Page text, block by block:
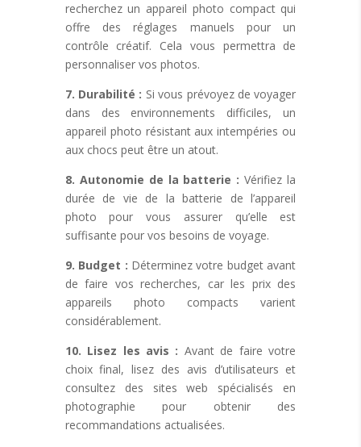
recherchez un appareil photo compact qui
offre des réglages manuels pour un
contrôle créatif. Cela vous permettra de
personnaliser vos photos.
7. Durabilité : Si vous prévoyez de voyager
dans des environnements difficiles, un
appareil photo résistant aux intempéries ou
aux chocs peut être un atout.
8. Autonomie de la batterie : Vérifiez la
durée de vie de la batterie de l’appareil
photo pour vous assurer qu’elle est
suffisante pour vos besoins de voyage.
9. Budget : Déterminez votre budget avant
de faire vos recherches, car les prix des
appareils photo compacts varient
considérablement.
10. Lisez les avis : Avant de faire votre
choix final, lisez des avis d’utilisateurs et
consultez des sites web spécialisés en
photographie pour obtenir des
recommandations actualisées.